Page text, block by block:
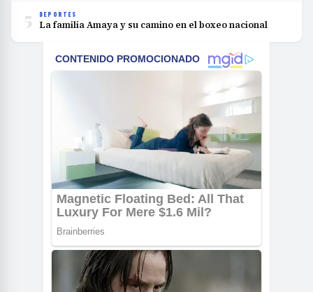
5 DEPORTES
La familia Amaya y su camino en el boxeo nacional